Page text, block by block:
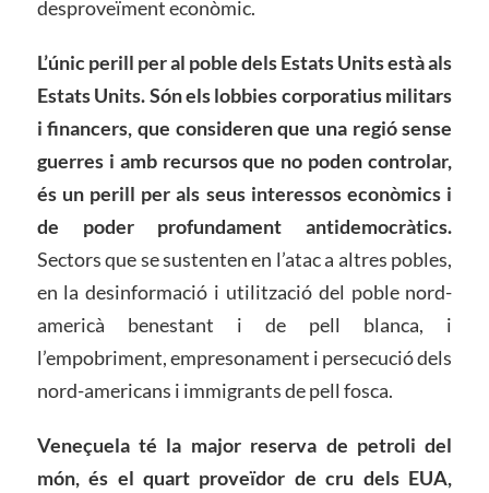
desproveïment econòmic.
L’únic perill per al poble dels Estats Units està als
Estats Units. Són els lobbies corporatius militars
i financers, que consideren que una regió sense
guerres i amb recursos que no poden controlar,
és un perill per als seus interessos econòmics i
de poder profundament antidemocràtics.
Sectors que se sustenten en l’atac a altres pobles,
en la desinformació i utilització del poble nord-
americà benestant i de pell blanca, i
l’empobriment, empresonament i persecució dels
nord-americans i immigrants de pell fosca.
Veneçuela té la major reserva de petroli del
món, és el quart proveïdor de cru dels EUA,